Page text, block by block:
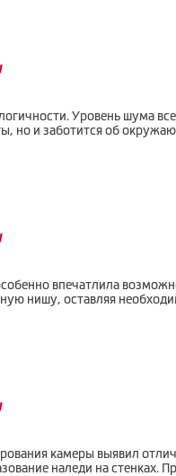
Уровень шума
но и заботится об
впечатлила
нишу, оставляя
камеры выявил
наледи на стенках.